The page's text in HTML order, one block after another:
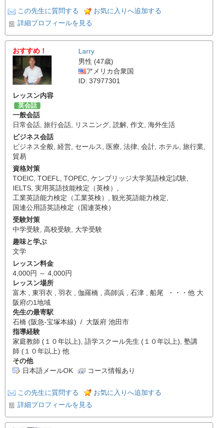
この先生に質問する
お気に入りへ追加する
詳細プロフィールを見る
おすすめ！
Larry
男性 (47歳)
アメリカ合衆国
ID: 37977301
レッスン内容
英会話
一般会話
日常会話 旅行会話 リスニング 読解 作文 海外生活
ビジネス会話
ビジネス全般 経営 セールス 医療 法律 会計 ホテル 旅行業
貿易
資格対策
TOEIC TOEFL TOPEC ケンブリッジ大学英語検定試験
IELTS 実用英語技能検定（英検）
工業英語能力検定（工業英検）
観光英語能力検定
国連公用語英語検定（国連英検）
受験対策
中学受験 高校受験 大学受験
趣味と学ぶ
文学
レッスン料金
4,000円 ～ 4,000円
レッスン場所
富木 , 東羽衣 , 羽衣 , 伽羅橋 , 高師浜 , 石津 , 船尾 ・・・他 大
阪府の1地域
先生の最寄駅
石橋 (阪急-宝塚本線) / 大阪府 池田市
指導経験
家庭教師 (１０年以上), 語学スクール先生 (１０年以上), 塾講
師 (１０年以上) 他
その他
日本語メールOK
コース情報あり
この先生に質問する
お気に入りへ追加する
詳細プロフィールを見る